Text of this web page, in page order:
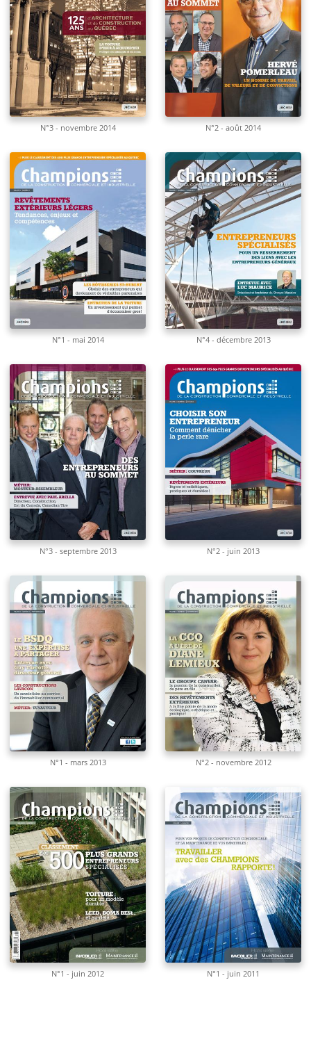
N°3 - novembre 2014 N°2 - août 2014
N°1 - mai 2014 N°4 - décembre 2013
N°3 - septembre 2013 N°2 - juin 2013
N°1 - mars 2013 N°2 - novembre 2012
N°1 - juin 2012 N°1 - juin 2011